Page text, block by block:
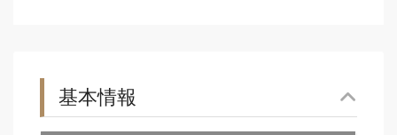
基本情報